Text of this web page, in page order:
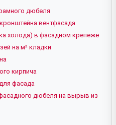
дюбеля
вентфасада
холода) в фасадном крепеже
на м² кладки
кирпича
фасада
дюбеля на вырыв из